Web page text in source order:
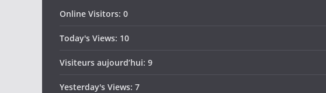
Online Visitors: 0
Today's Views: 10
Visiteurs aujourd’hui: 9
Yesterday's Views: 7